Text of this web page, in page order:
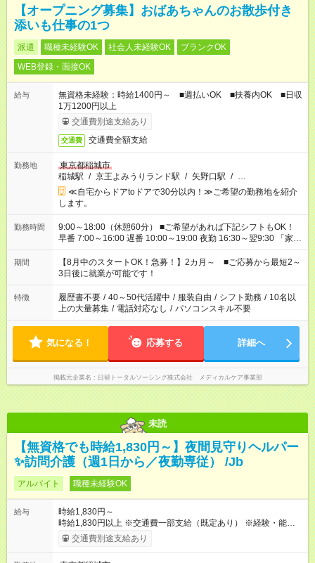
【オープニング募集】おばあちゃんのお散歩付き
添いも仕事の1つ
派遣 職種未経験OK 社会人未経験OK
ブランクOK
WEB登録・面接OK
給与
無資格未経験：時給1400円～ ■週払いOK ■扶養内OK ■日収
1万1200円以上
交通費別途支給あり
交通費 交通費全額支給
勤務地
東京都稲城市
稲城駅 / 京王よみうりランド駅 / 矢野口駅 / …
≪自宅からドアtoドアで30分以内！≫ご希望の勤務地を紹介
します。
勤務時間
9:00～18:00（休憩60分） ■ご希望があれば下記シフトもOK！
早番 7:00～16:00 遅番 10:00～19:00 夜勤 16:30～翌9:30 「家族
と休みを合わせたい」 「余裕を持って夕飯の準備がしたい」
「できれば残業はしたくない」 など、ご希望を教えてください
ね。 ※Wワーク希望の方へ 今ご覧のお仕事で希望する勤務時間
と、もう1つのお仕事の勤務時間。 合計で週40時間を超える場
合は応募できません。
期間
【8月中のスタートOK！急募！】2カ月～ ■ご応募から最短2～
3日後に就業が可能です！
特徴 履歴書不要 / 40～50代活躍中 / 服装自由 / シフト勤務 / 10名以
上の大量募集 / 電話対応なし / パソコンスキル不要
気になる！ 応募する 詳細へ
掲載元企業名 日研トータルソーシング株式会社 メディカルケア事業部
未読
【無資格でも時給1,830円～】夜間見守りヘルパー
✨訪問介護（週1日から／夜勤専従） /Jb
アルバイト 職種未経験OK
給与
時給1,830円～
時給1,830円以上 ※交通費一部支給（既定あり） ※経験・能力を
考慮して決定します 【収入例】 週1回勤務の場合：1,830円×8時
間×4回=5万8,560円 週3回勤務の場合：1,830円×8時間×12回
交通費別途支給あり